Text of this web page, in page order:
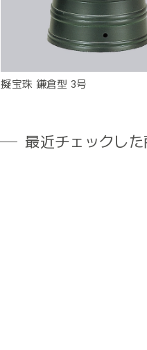
擬宝珠 鎌倉型 3号
最近チェックし